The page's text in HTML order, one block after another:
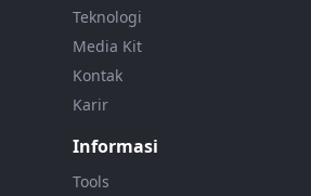
Teknologi
Media Kit
Kontak
Karir
Informasi
Tools